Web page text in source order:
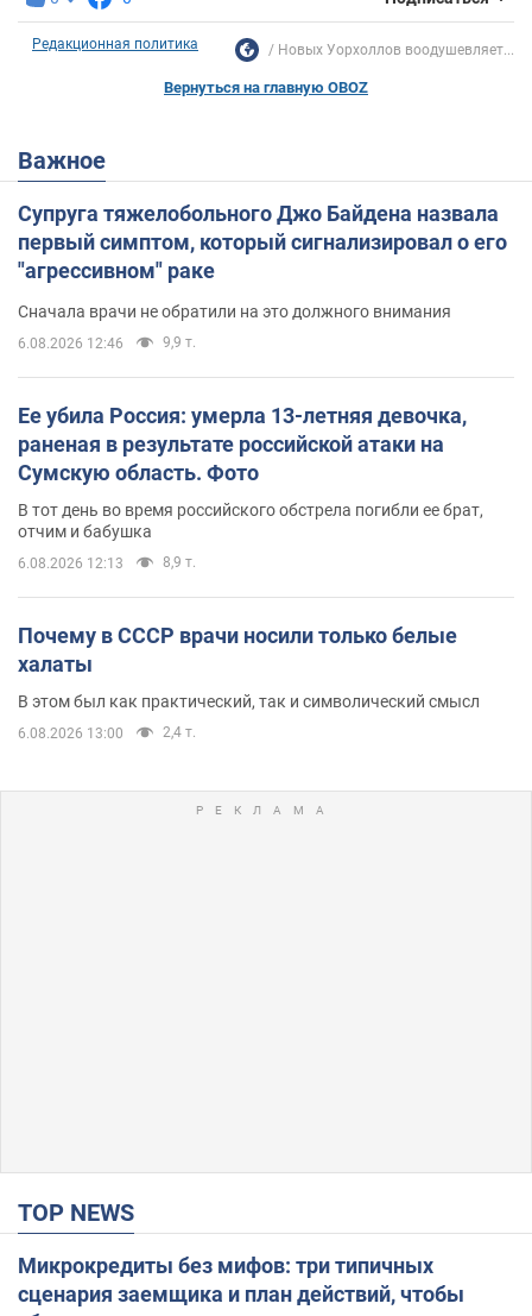
Редакционная политика Новых Уорхоллов воодушевляет...
Вернуться на главную OBOZ
Важное
Супруга тяжелобольного Джо Байдена назвала
первый симптом, который сигнализировал о его
"агрессивном" раке
Сначала врачи не обратили на это должного внимания
6.08.2026 12:46 9,9 т.
Ее убила Россия: умерла 13-летняя девочка,
раненая в результате российской атаки на
Сумскую область. Фото
В тот день во время российского обстрела погибли ее брат,
отчим и бабушка
6.08.2026 12:13 8,9 т.
Почему в СССР врачи носили только белые
халаты
В этом был как практический, так и символический смысл
6.08.2026 13:00 2,4 т.
TOP NEWS
Микрокредиты без мифов: три типичных
сценария заемщика и план действий, чтобы